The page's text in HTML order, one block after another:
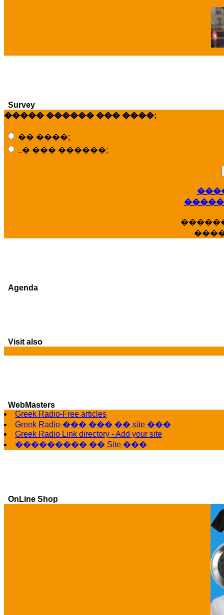
Survey
����� ������ ��� ����;
�� ����;
..� ��� ������;
Agenda
Visit also
WebMasters
Greek Radio-Free articles
Greek Radio-��� ��� �� site ���
Greek Radio Link directory - Add your site
��������� �� Site ���
OnLine Shop